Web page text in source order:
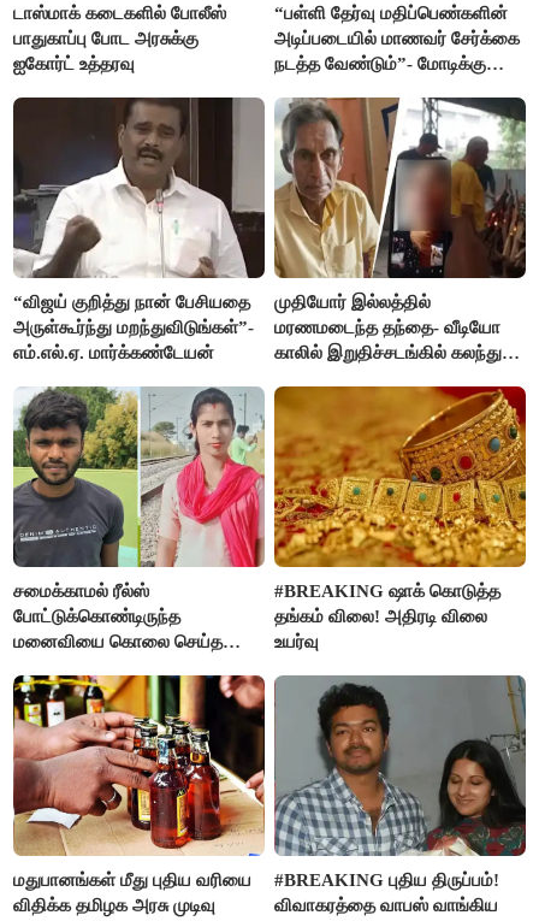
டாஸ்மாக் கடைகளில் போலீஸ்
பாதுகாப்பு போட அரசுக்கு
ஐகோர்ட் உத்தரவு
“பள்ளி தேர்வு மதிப்பெண்களின்
அடிப்படையில் மாணவர் சேர்க்கை
நடத்த வேண்டும்”- மோடிக்கு
“விஜய் குறித்து நான் பேசியதை
அருள்கூர்ந்து மறந்துவிடுங்கள்”-
எம்.எல்.ஏ. மார்க்கண்டேயன்
முதியோர் இல்லத்தில்
மரணமடைந்த தந்தை- வீடியோ
காலில் இறுதிச்சடங்கில் கலந்து
சமைக்காமல் ரீல்ஸ்
போட்டுக்கொண்டிருந்த
மனைவியை கொலை செய்த
#BREAKING ஷாக் கொடுத்த
தங்கம் விலை! அதிரடி விலை
உயர்வு
மதுபானங்கள் மீது புதிய வரியை
விதிக்க தமிழக அரசு முடிவு
#BREAKING புதிய திருப்பம்!
விவாகரத்தை வாபஸ் வாங்கிய